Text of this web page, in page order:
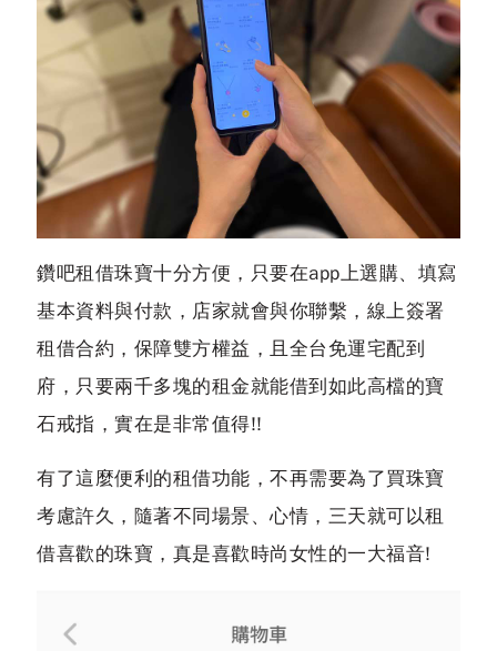
鑽吧租借珠寶十分方便，只要在app上選購、填寫
基本資料與付款，店家就會與你聯繫，線上簽署
租借合約，保障雙方權益，且全台免運宅配到
府，只要兩千多塊的租金就能借到如此高檔的寶
石戒指，實在是非常值得!!
有了這麼便利的租借功能，不再需要為了買珠寶
考慮許久，隨著不同場景、心情，三天就可以租
借喜歡的珠寶，真是喜歡時尚女性的一大福音!